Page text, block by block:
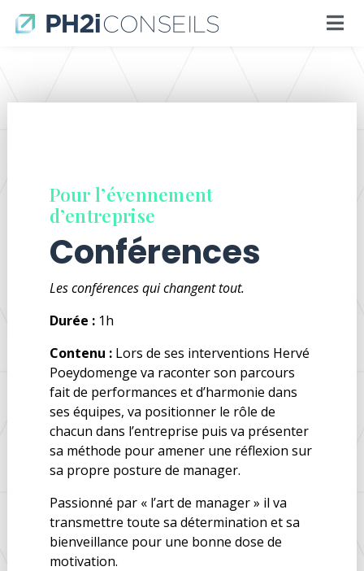
Pour l’évennement
d’entreprise
Conférences
Les conférences qui changent tout.
Durée : 1h
Contenu : Lors de ses interventions Hervé
Poeydomenge va raconter son parcours
fait de performances et d’harmonie dans
ses équipes, va positionner le rôle de
chacun dans l’entreprise puis va présenter
sa méthode pour amener une réflexion sur
sa propre posture de manager.
Passionné par « l’art de manager » il va
transmettre toute sa détermination et sa
bienveillance pour une bonne dose de
motivation.